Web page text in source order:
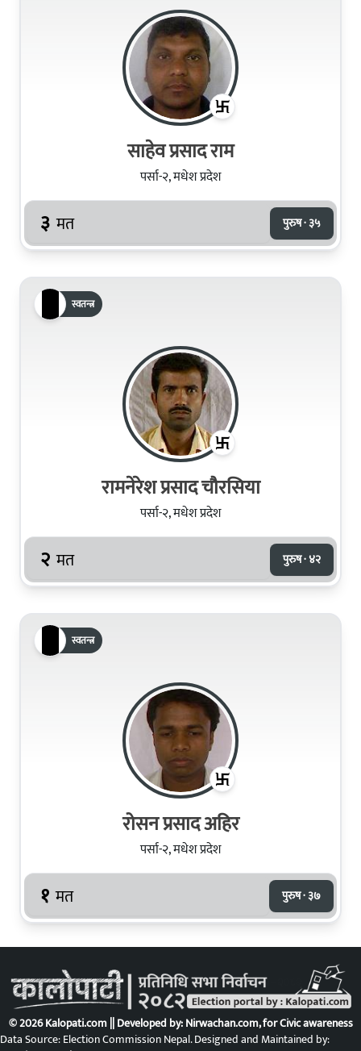
साहेव प्रसाद राम
पर्सा-२, मधेश प्रदेश
३ मत पुरुष · ३५
स्वतन्त्र
रामनेरेश प्रसाद चौरसिया
पर्सा-२, मधेश प्रदेश
२ मत पुरुष · ४२
स्वतन्त्र
रोसन प्रसाद अहिर
पर्सा-२, मधेश प्रदेश
१ मत पुरुष · ३७
© 2026 Kalopati.com || Developed by:Nirwachan.com, for Civic awareness
Data Source: Election Commission Nepal. Designed and Maintained by: